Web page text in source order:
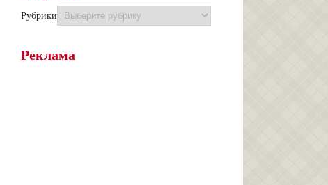
Рубрики
Реклама